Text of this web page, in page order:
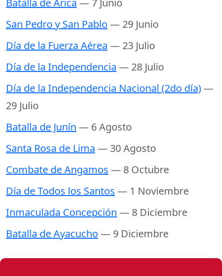
Batalla de Arica — 7 Junio
San Pedro y San Pablo — 29 Junio
Día de la Fuerza Aérea — 23 Julio
Día de la Independencia — 28 Julio
Día de la Independencia Nacional (2do día)—
29 Julio
Batalla de Junín — 6 Agosto
Santa Rosa de Lima — 30 Agosto
Combate de Angamos — 8 Octubre
Día de Todos los Santos — 1 Noviembre
Inmaculada Concepción — 8 Diciembre
Batalla de Ayacucho — 9 Diciembre